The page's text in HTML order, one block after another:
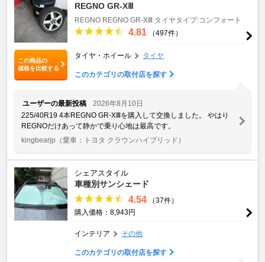
この商品の
価格を比較する
REGNO GR-XⅢ
REGNO REGNO GR-XⅢ タイヤタイプ:コンフォート
4.81 （497件）
タイヤ・ホイール タイヤ
このカテゴリの取付店を探す
ユーザーの最新投稿
2026年8月10日
225/40R19 4本REGNO GR-XⅢを購入して交換しました。 やはり
REGNOだけあって静かで乗り心地は最高です。
kingbearjp （愛車：トヨタ クラウンハイブリッド）
シェアスタイル
車種別サンシェード
4.54
（37件）
購入価格：8,943円
インテリア その他
このカテゴリの取付店を探す